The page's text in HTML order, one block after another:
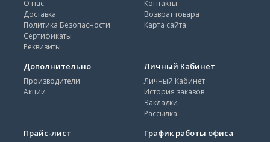
О нас
Доставка
Политика Безопасности
Сертификаты
Реквизиты
Контакты
Возврат товара
Карта сайта
Дополнительно
Производители
Акции
Личный Кабинет
Личный Кабинет
История заказов
Закладки
Рассылка
Прайс-лист График работы офиса